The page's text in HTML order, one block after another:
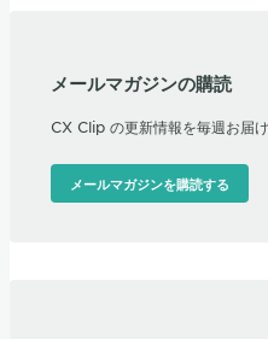
メールマガジンの購読
CX Clip の更新情報を毎週お届け
メールマガジンを購読する